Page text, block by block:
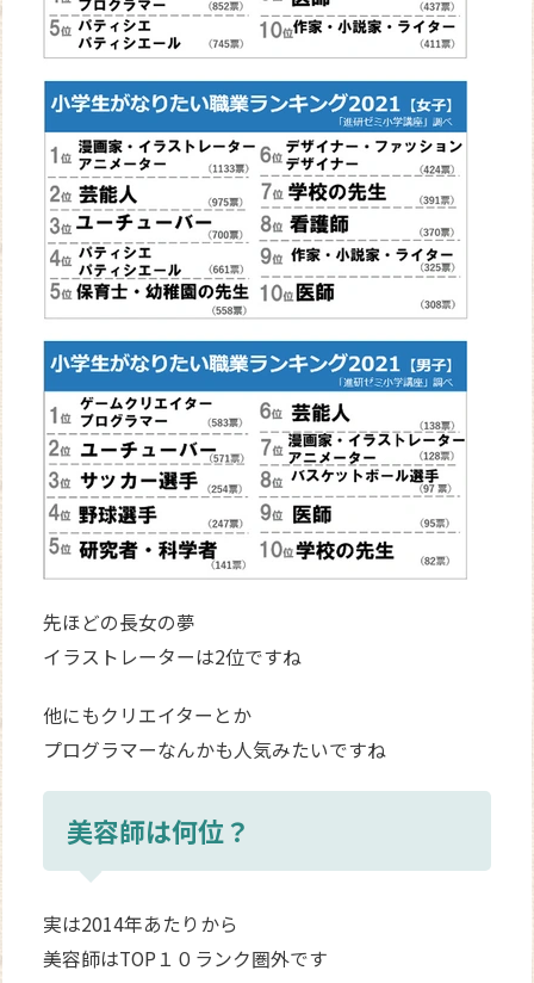
先ほどの長女の夢
イラストレーターは2位ですね
他にもクリエイターとか
プログラマーなんかも人気みたいですね
美容師は何位？
実は2014年あたりから
美容師はTOP１０ランク圏外です